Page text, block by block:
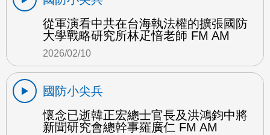
從軍演看中共在台海執法權的擴張國防
大學戰略研究所林疋愔老師 FM AM
2026/02/10
國防小尖兵
懷念已逝韓正宏總士官長及洪鴻鈞中將
新聞研究會總幹事羅廣仁 FM AM